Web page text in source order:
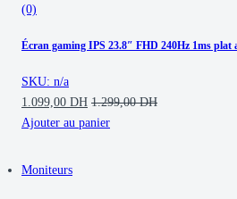
(0)
Écran gaming IPS 23.8″ FHD 240Hz 1ms
SKU: n/a
1.099,00 DH 1.299,00DH
Ajouter au panier
Moniteurs